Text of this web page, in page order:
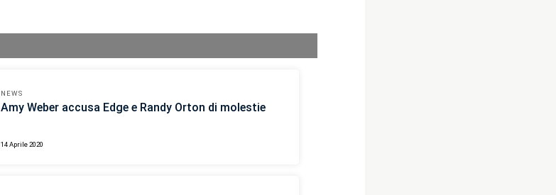
NEWS
Amy Weber accusa Edge e Randy Orton di molestie
14 Aprile 2020